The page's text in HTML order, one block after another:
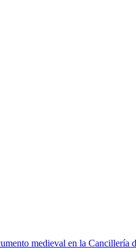
medieval en la Cancillería